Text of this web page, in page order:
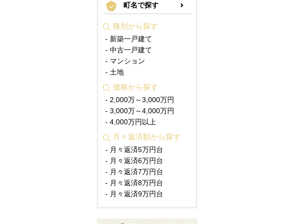
町名で探す
種別から探す
- 新築一戸建て
- 中古一戸建て
- マンション
- 土地
価格から探す
- 2,000万～3,000万円
- 3,000万～4,000万円
- 4,000万円以上
月々返済額から探す
- 月々返済5万円台
- 月々返済6万円台
- 月々返済7万円台
- 月々返済8万円台
- 月々返済9万円台